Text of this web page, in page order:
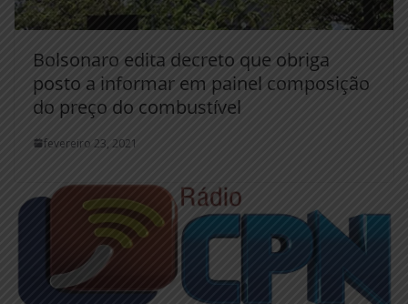
Bolsonaro edita decreto que obriga
posto a informar em painel composição
do preço do combustível
fevereiro 23, 2021